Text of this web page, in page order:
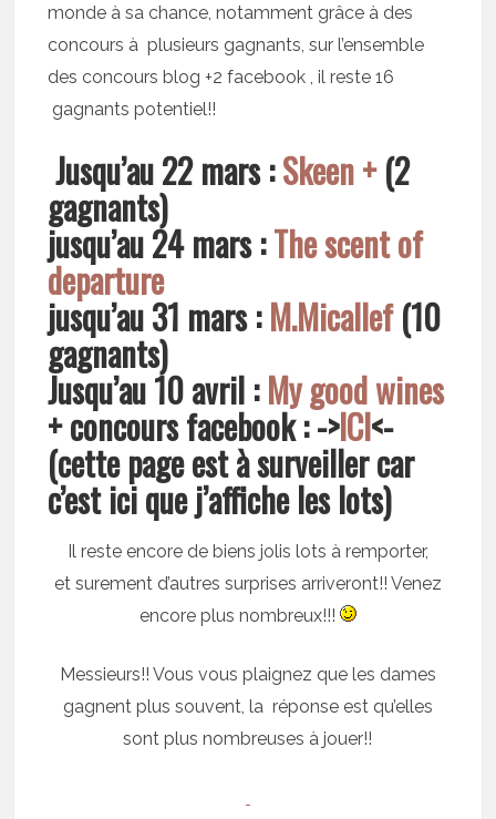
monde à sa chance, notamment grâce à des
concours à plusieurs gagnants, sur l’ensemble
des concours blog +2 facebook , il reste 16
gagnants potentiel!!
Jusqu’au 22 mars :Skeen +(2
gagnants)
jusqu’au 24 mars :The scent of
departure
jusqu’au 31 mars :M.Micallef(10
gagnants)
Jusqu’au 10 avril :My good wines
+ concours facebook : ->ICI<-
(cette page est à surveiller car
c’est ici que j’affiche les lots)
Il reste encore de biens jolis lots à remporter,
et surement d’autres surprises arriveront!! Venez
encore plus nombreux!!!
Messieurs!! Vous vous plaignez que les dames
gagnent plus souvent, la réponse est qu’elles
sont plus nombreuses à jouer!!